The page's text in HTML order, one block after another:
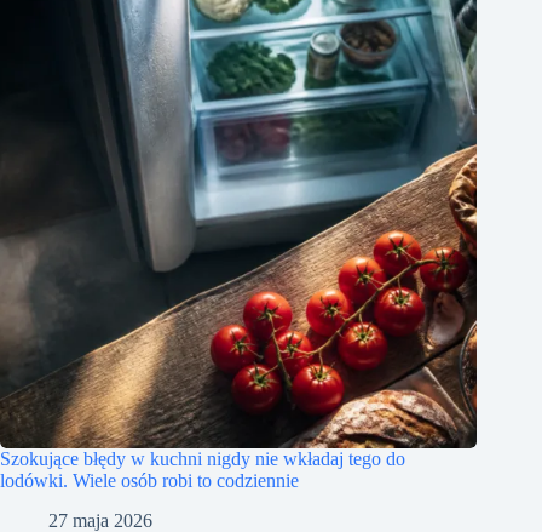
Szokujące błędy w kuchni nigdy nie wkładaj tego do
lodówki. Wiele osób robi to codziennie
27 maja 2026